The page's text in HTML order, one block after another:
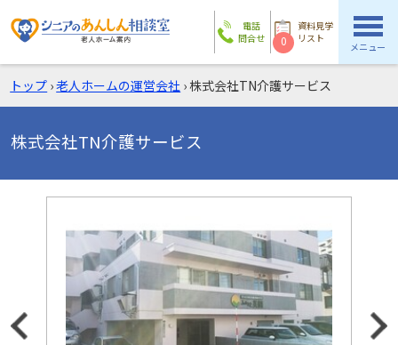
電話
問合せ
資料見学
リスト
0 メニュー
トップ ›老人ホームの運営会社 ›株式会社TN介護サービス
株式会社TN介護サービス